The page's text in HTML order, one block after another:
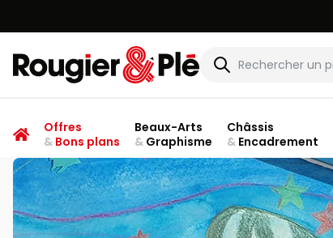
Rougier & Plé
Offres
&Bons plans
Beaux-Arts
&Graphisme
Châssis
&Encadrement